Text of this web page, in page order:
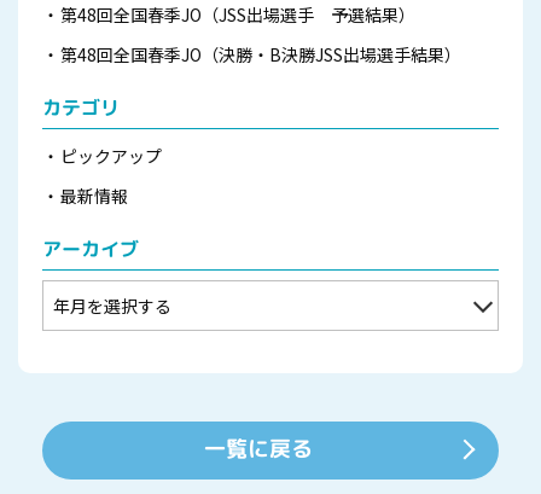
第48回全国春季JO（JSS出場選手 予選結果）
第48回全国春季JO（決勝・B決勝JSS出場選手結果）
カテゴリ
ピックアップ
最新情報
アーカイブ
一覧に戻る